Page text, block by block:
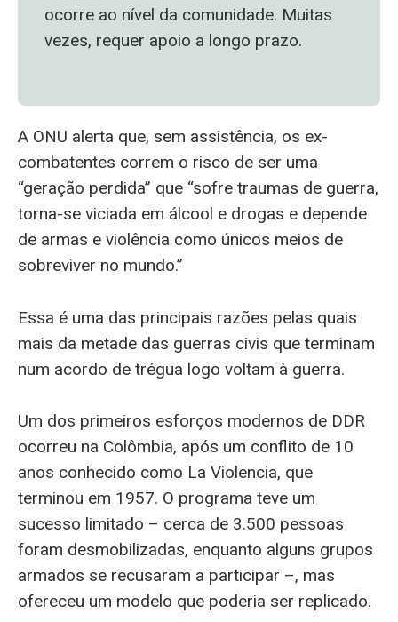
ocorre ao nível da comunidade. Muitas
vezes, requer apoio a longo prazo.
A ONU alerta que, sem assistência, os ex-
combatentes correm o risco de ser uma
“geração perdida” que “sofre traumas de guerra,
torna-se viciada em álcool e drogas e depende
de armas e violência como únicos meios de
sobreviver no mundo.”
Essa é uma das principais razões pelas quais
mais da metade das guerras civis que terminam
num acordo de trégua logo voltam à guerra.
Um dos primeiros esforços modernos de DDR
ocorreu na Colômbia, após um conflito de 10
anos conhecido como La Violencia, que
terminou em 1957. O programa teve um
sucesso limitado – cerca de 3.500 pessoas
foram desmobilizadas, enquanto alguns grupos
armados se recusaram a participar –, mas
ofereceu um modelo que poderia ser replicado.